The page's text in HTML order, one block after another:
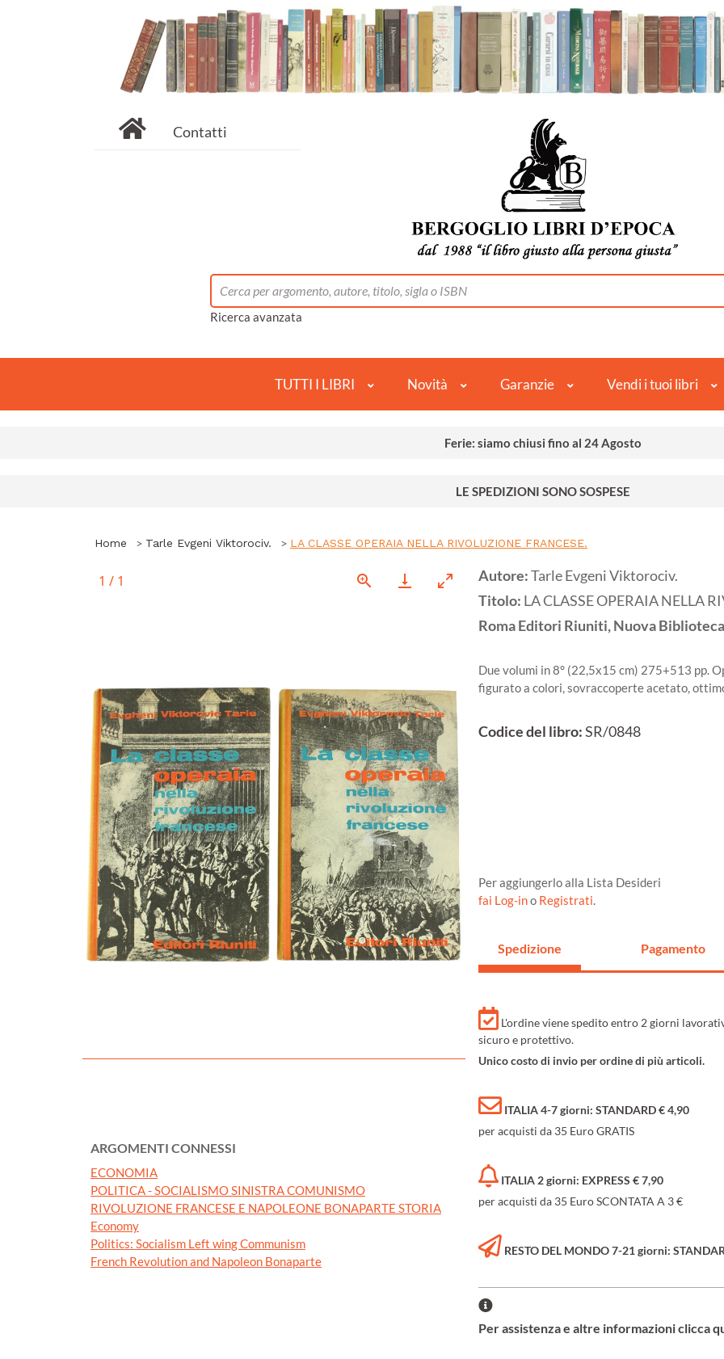
Contatti
Ricerca avanzata
TUTTI I LIBRI Novità Garanzie Vendi i tuoi libri
Ferie: siamo chiusi fino al 24 Agosto
LE SPEDIZIONI SONO SOSPESE
Home Tarle Evgeni Viktorociv. LA CLASSE OPERAIA NELLA RIVOLUZIONE FRANCESE.
1 / 1
ARGOMENTI CONNESSI
ECONOMIA
POLITICA - SOCIALISMO SINISTRA COMUNISMO
RIVOLUZIONE FRANCESE E NAPOLEONE BONAPARTE STORIA
Economy
Politics: Socialism Left wing Communism
French Revolution and Napoleon Bonaparte
Autore:Tarle Evgeni Viktorociv.
Titolo: LA CLASSE OPERAIA NELLA
RomaEditori Riuniti, Nuova
Due volumi in 8° (22,5x15 cm) 275+513 pp.
figurato a colori, sovraccoperte acetato,
Codice del libro:SR/0848
Per aggiungerlo alla Lista Desideri
fai Log-ino Registrati.
Spedizione Pagamento
L'ordine viene spedito entro 2 giorni
sicuro e protettivo.
Unico costo di invio per ordine di più articoli.
ITALIA 4-7 giorni: STANDARD € 4,90
per acquisti da 35 Euro GRATIS
ITALIA 2 giorni: EXPRESS € 7,90
per acquisti da 35 Euro SCONTATA A 3 €
RESTO DEL MONDO 7-21 giorni:
Per assistenza e altre informazioni clicca